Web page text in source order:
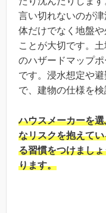
言い切れないのが
体だけでなく地盤
ことが大切です。
のハザードマップ
です。浸水想定や
で、建物の仕様を検
ハウスメーカーを
なリスクを抱えて
る習慣をつけまし
ります。